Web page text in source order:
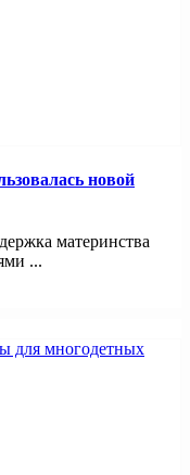
новой
материнства
...